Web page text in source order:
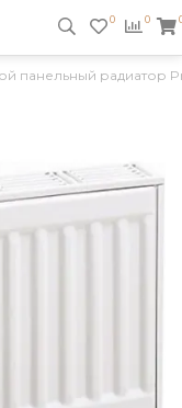
0 0
панельный радиатор